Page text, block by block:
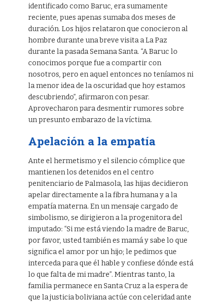
identificado como Baruc, era sumamente
reciente, pues apenas sumaba dos meses de
duración. Los hijos relataron que conocieron al
hombre durante una breve visita a La Paz
durante la pasada Semana Santa. “A Baruc lo
conocimos porque fue a compartir con
nosotros, pero en aquel entonces no teníamos ni
la menor idea de la oscuridad que hoy estamos
descubriendo”, afirmaron con pesar.
Aprovecharon para desmentir rumores sobre
un presunto embarazo de la víctima.
Apelación a la empatía
Ante el hermetismo y el silencio cómplice que
mantienen los detenidos en el centro
penitenciario de Palmasola, las hijas decidieron
apelar directamente a la fibra humana y a la
empatía materna. En un mensaje cargado de
simbolismo, se dirigieron a la progenitora del
imputado: “Si me está viendo la madre de Baruc,
por favor, usted también es mamá y sabe lo que
significa el amor por un hijo; le pedimos que
interceda para que él hable y confiese dónde está
lo que falta de mi madre”. Mientras tanto, la
familia permanece en Santa Cruz a la espera de
que la justicia boliviana actúe con celeridad ante